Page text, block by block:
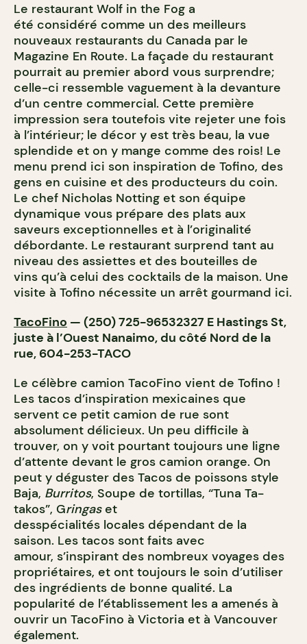
Le restaurant Wolf in the Fog a
été considéré comme un des meilleurs
nouveaux restaurants du Canada par le
Magazine En Route. La façade du restaurant
pourrait au premier abord vous surprendre;
celle-ci ressemble vaguement à la devanture
d’un centre commercial. Cette première
impression sera toutefois vite rejeter une fois
à l’intérieur; le décor y est très beau, la vue
splendide et on y mange comme des rois! Le
menu prend ici son inspiration de Tofino, des
gens en cuisine et des producteurs du coin.
Le chef Nicholas Notting et son équipe
dynamique vous prépare des plats aux
saveurs exceptionnelles et à l’originalité
débordante. Le restaurant surprend tant au
niveau des assiettes et des bouteilles de
vins qu’à celui des cocktails de la maison. Une
visite à Tofino nécessite un arrêt gourmand ici.
TacoFino — (250) 725-96532327 E Hastings St,
juste à l’Ouest Nanaimo, du côté Nord de la
rue, 604-253-TACO
Le célèbre camion TacoFino vient de Tofino !
Les tacos d’inspiration mexicaines que
servent ce petit camion de rue sont
absolument délicieux. Un peu difficile à
trouver, on y voit pourtant toujours une ligne
d’attente devant le gros camion orange. On
peut y déguster des Tacos de poissons style
Baja, Burritos, Soupe de tortillas, “Tuna Ta-
takos”, Gringaset
desspécialités locales dépendant de la
saison. Les tacos sont faits avec
amour, s’inspirant des nombreux voyages des
propriétaires, et ont toujours le soin d’utiliser
des ingrédients de bonne qualité. La
popularité de l’établissement les a amenés à
ouvrir un TacoFino à Victoria et à Vancouver
également.